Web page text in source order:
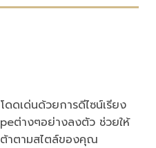
ดเด่นด้วยการดีไซน์เรียง
ต่างๆอย่างลงตัว ช่วยให้
าตามสไตล์ของคุณ